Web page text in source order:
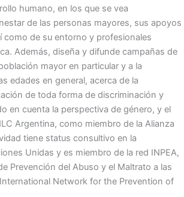
humano, en los que se vea
de las personas mayores, sus apoyos
como de su entorno y profesionales
Además, diseña y difunde campañas de
mayor en particular y a la
edades en general, acerca de la
de toda forma de discriminación y
en cuenta la perspectiva de género, y el
Argentina, como miembro de la Alianza
tiene status consultivo en la
Unidas y es miembro de la red INPEA,
Prevención del Abuso y el Maltrato a las
Network for the Prevention of